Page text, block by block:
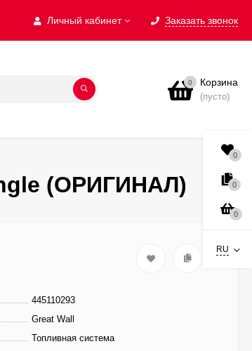
Личный кабинет Заказать звонок
0 Корзина
(пусто)
(ОРИГИНАЛ)
445110293
Great Wall
Топливная система
0
0
0
RU